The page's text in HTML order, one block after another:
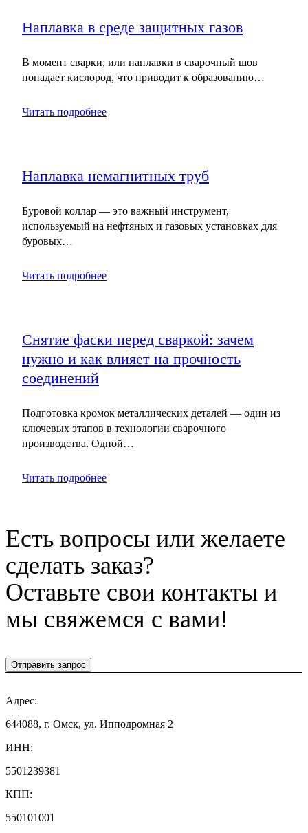
Наплавка в среде защитных газов
В момент сварки, или наплавки в сварочный шов
попадает кислород, что приводит к образованию…
Читать подробнее
Наплавка немагнитных труб
Буровой коллар — это важный инструмент,
используемый на нефтяных и газовых установках для
буровых…
Читать подробнее
Снятие фаски перед сваркой: зачем
нужно и как влияет на прочность
соединений
Подготовка кромок металлических деталей — один из
ключевых этапов в технологии сварочного
производства. Одной…
Читать подробнее
Есть вопросы или желаете
сделать заказ?
Оставьте свои контакты и
мы свяжемся с вами!
Отправить запрос
Адрес:
644088, г. Омск, ул. Ипподромная 2
ИНН:
5501239381
КПП:
550101001